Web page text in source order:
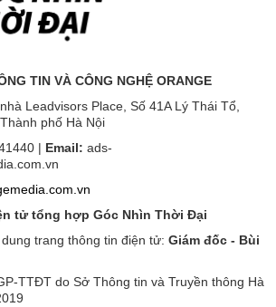
TIN VÀ CÔNG NGHỆ ORANGE
Leadvisors Place, Số 41A Lý Thái Tổ,
phố Hà Nội
| Email: ads-
tử tổng hợp Góc Nhìn Thời Đại
trang thông tin điện tử: Giám đốc - Bùi
TTĐT do Sở Thông tin và Truyền thông Hà